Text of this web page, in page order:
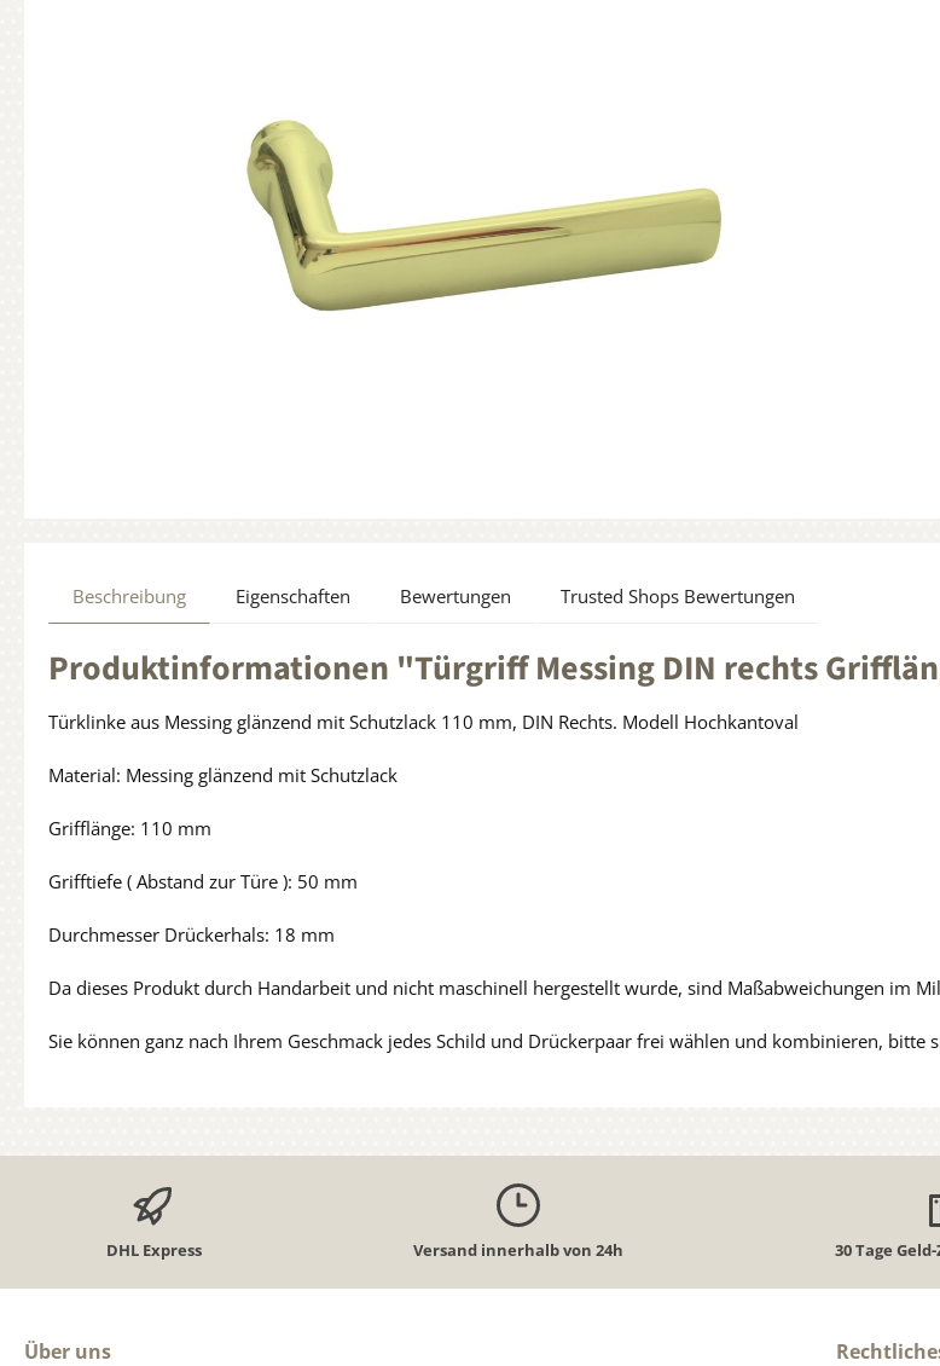
Beschreibung Eigenschaften Bewertungen Trusted Shops Bewertungen
Produktinformationen "Türgriff Messing DIN rechts
Türklinke aus Messing glänzend mit Schutzlack 110 mm, DIN Rechts. Modell Hochkantoval
Material: Messing glänzend mit Schutzlack
Grifflänge: 110 mm
Grifftiefe ( Abstand zur Türe ): 50 mm
Durchmesser Drückerhals: 18 mm
Da dieses Produkt durch Handarbeit und nicht maschinell hergestellt wurde, sind Maßabweichungen im
Sie können ganz nach Ihrem Geschmack jedes Schild und Drückerpaar frei wählen und kombinieren, bitte
DHL Express Versand innerhalb von 24h 30 Tage
Über uns